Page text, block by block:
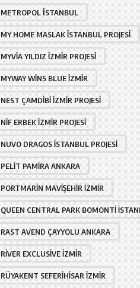
METROPOL İSTANBUL
MY HOME MASLAK İSTANBUL PROJESI
MYVIA YILDIZ İZMIR PROJESI
MYWAY WINS BLUE İZMIR
NEST ÇAMDIBI İZMIR PROJESI
NIF ERBEK İZMIR PROJESI
NUVO DRAGOS İSTANBUL PROJESI
PELIT PAMIRA ANKARA
PORTMARIN MAVIŞEHIR İZMIR
QUEEN CENTRAL PARK BOMONTI
RAST AVEND ÇAYYOLU ANKARA
RIVER EXCLUSIVE İZMIR
RÜYAKENT SEFERIHISAR İZMIR